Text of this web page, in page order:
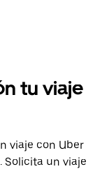
tu viaje
viaje con Uber
Solicita un viaje